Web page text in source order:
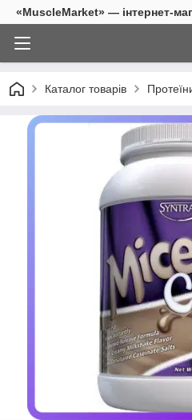
«MuscleMarket» — інтернет-
Каталог товарів